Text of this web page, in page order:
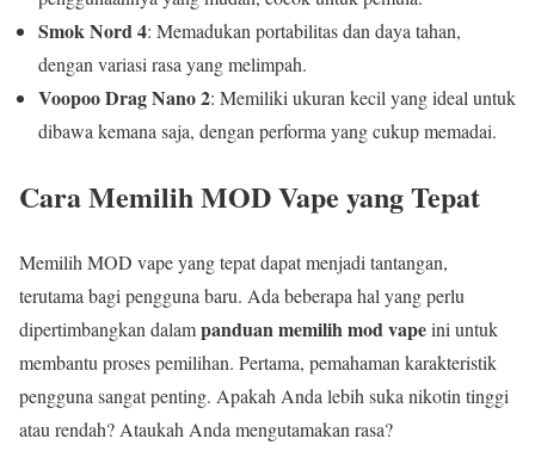
Smok Nord 4: Memadukan portabilitas dan daya tahan,
dengan variasi rasa yang melimpah.
Voopoo Drag Nano 2: Memiliki ukuran kecil yang ideal untuk
dibawa kemana saja, dengan performa yang cukup memadai.
Cara Memilih MOD Vape yang Tepat
Memilih MOD vape yang tepat dapat menjadi tantangan,
terutama bagi pengguna baru. Ada beberapa hal yang perlu
dipertimbangkan dalampanduan memilih mod vapeini untuk
membantu proses pemilihan. Pertama, pemahaman karakteristik
pengguna sangat penting. Apakah Anda lebih suka nikotin tinggi
atau rendah? Ataukah Anda mengutamakan rasa?